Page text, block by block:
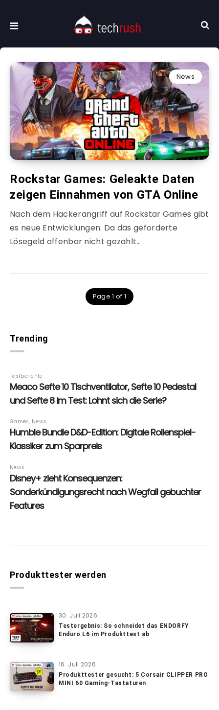
News
Rockstar Games: Geleakte Daten
zeigen Einnahmen von GTA Online
Nach dem Hackerangriff auf Rockstar Games gibt
es neue Entwicklungen. Da das geforderte
Lösegeld offenbar nicht gezahlt…
Page 1 of 1
Trending
Produkttester werden
30. Juli 2026
Testergebnis: So schneidet das ENDORFY
Enduro L6 im Produkttest ab
16. Juli 2026
Produkttester gesucht: 5 Corsair CLIPPER PRO
MINI 60 Gaming-Tastaturen